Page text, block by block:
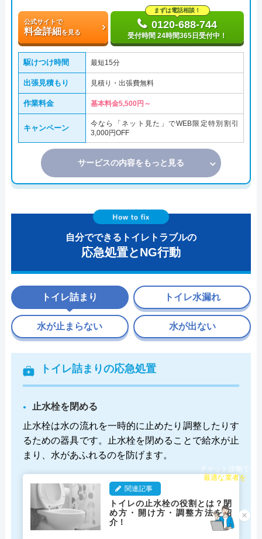
公式サイトで
料金詳細を見る
まずは電話相談！
0120-688-744
受付時間 24時間365日受付中！
駆けつけ時間 最短15分
出張見積もり 見積り・出張費無料
作業料金 基本料金5,500円～
キャンペーン
今なら「ネット見た」でWEB限定特別割引
3,000円OFF
サービスの内容をもっと見る
自分でできるトイレトラブルの
応急処置とNG行動
トイレ詰まり
トイレ詰まりの応急処置
止水栓を閉める
止水栓は水の流れを一時的に止めたり調整したりす
るための器具です。止水栓を閉めることで給水が止
まり、水があふれるのを防げます。
関連記事
トイレの止水栓の役割とは？閉
め方・開け方・調整方法を紹
介！
トイレ水漏れ
水が止まらない 水が出ない
×
チャット診断で
最適な業者を